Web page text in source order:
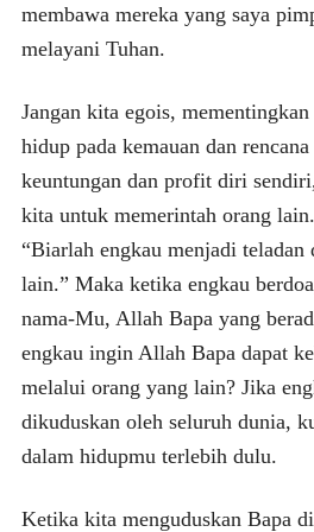
membawa mereka yang saya
melayani Tuhan.
Jangan kita egois,
hidup pada kemauan dan
keuntungan dan profit diri
kita untuk memerintah orang
“Biarlah engkau menjadi teladan
lain.” Maka ketika engkau
nama-Mu, Allah Bapa yang
engkau ingin Allah Bapa dapat
melalui orang yang lain? Jika
dikuduskan oleh seluruh dunia,
dalam hidupmu terlebih dulu.
Ketika kita menguduskan Bapa